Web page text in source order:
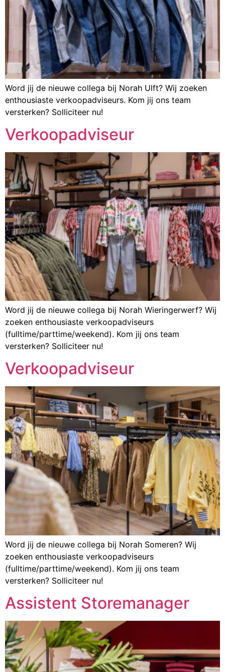
Word jij de nieuwe collega bij Norah Ulft? Wij zoeken
enthousiaste verkoopadviseurs. Kom jij ons team
versterken? Solliciteer nu!
Verkoopadviseur
Word jij de nieuwe collega bij Norah Wieringerwerf? Wij
zoeken enthousiaste verkoopadviseurs
(fulltime/parttime/weekend). Kom jij ons team
versterken? Solliciteer nu!
Verkoopadviseur
Word jij de nieuwe collega bij Norah Someren? Wij
zoeken enthousiaste verkoopadviseurs
(fulltime/parttime/weekend). Kom jij ons team
versterken? Solliciteer nu!
Assistent Storemanager